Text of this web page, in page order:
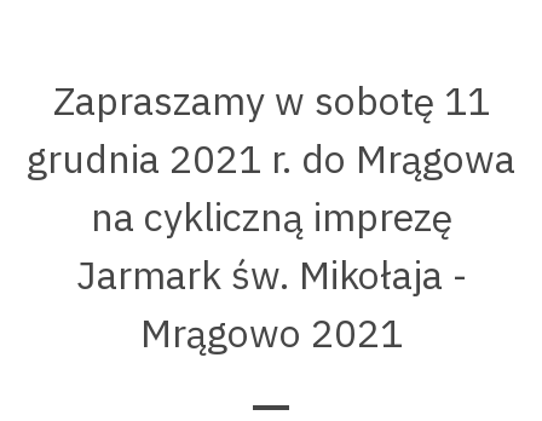
Zapraszamy w sobotę 11
grudnia 2021 r. do Mrągowa
na cykliczną imprezę
Jarmark św. Mikołaja -
Mrągowo 2021